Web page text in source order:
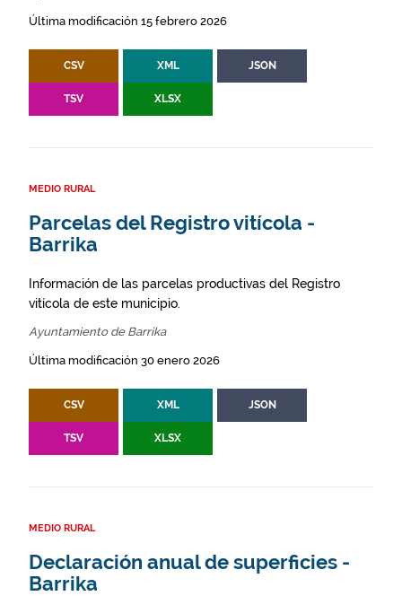
Última modificación 15 febrero 2026
CSV XML JSON
TSV XLSX
MEDIO RURAL
Parcelas del Registro vitícola -
Barrika
Información de las parcelas productivas del Registro
vitícola de este municipio.
Ayuntamiento de Barrika
Última modificación 30 enero 2026
CSV XML JSON
TSV XLSX
MEDIO RURAL
Declaración anual de superficies -
Barrika